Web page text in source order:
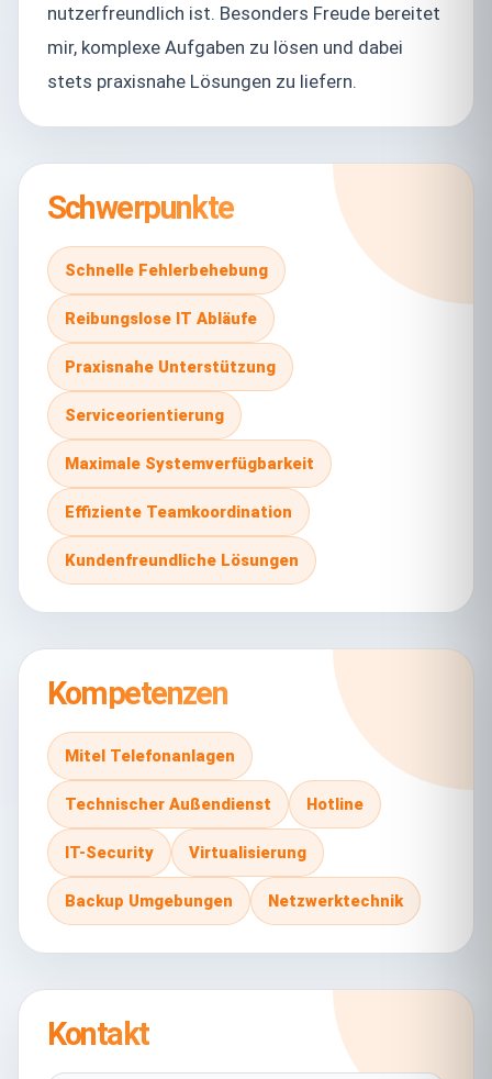
nutzerfreundlich ist. Besonders Freude bereitet
mir, komplexe Aufgaben zu lösen und dabei
stets praxisnahe Lösungen zu liefern.
Schwerpunkte
Schnelle Fehlerbehebung
Reibungslose IT Abläufe
Praxisnahe Unterstützung
Serviceorientierung
Maximale Systemverfügbarkeit
Effiziente Teamkoordination
Kundenfreundliche Lösungen
Kompetenzen
Mitel Telefonanlagen
Technischer Außendienst Hotline
IT-Security Virtualisierung
Backup Umgebungen Netzwerktechnik
Kontakt